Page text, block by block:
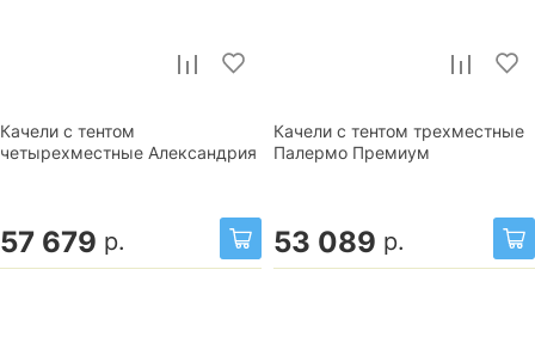
Качели с тентом
четырехместные Александрия
57 679 р.
Качели с тентом трехместные
Палермо Премиум
53 089 р.